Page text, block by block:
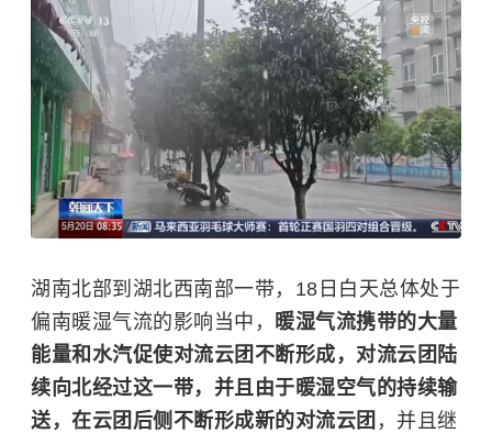
湖南北部到湖北西南部一带，18日白天总体处于
偏南暖湿气流的影响当中，
暖湿气流携带的大量
能量和水汽促使对流云团不断形成，对流云团陆
续向北经过这一带，并且由于暖湿空气的持续输
送，在云团后侧不断形成新的对流云团 ，并且继